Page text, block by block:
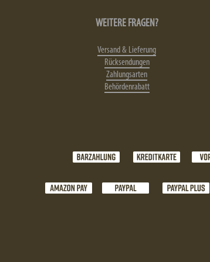
WEITERE FRAGEN?
Versand & Lieferung
Rücksendungen
Zahlungsarten
Behördenrabatt